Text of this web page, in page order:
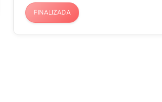
FINALIZADA